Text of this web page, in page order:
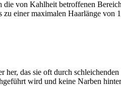
von Kahlheit betroffenen
einer maximalen Haarlänge
das sie oft durch
wird und keine Narben